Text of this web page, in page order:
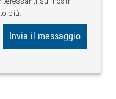
più.
Invia il messaggio